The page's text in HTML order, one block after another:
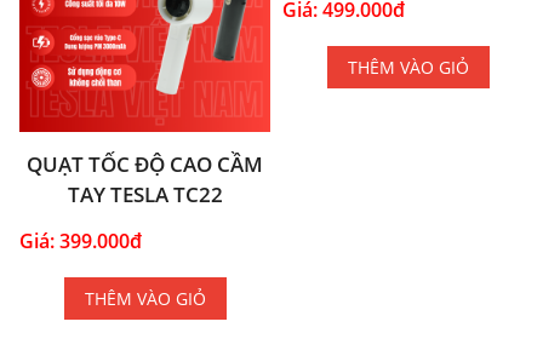
QUẠT TỐC ĐỘ CAO CẦM
TAY TESLA TC22
Giá: 399.000đ
THÊM VÀO GIỎ
Giá: 499.000đ
THÊM VÀO GIỎ